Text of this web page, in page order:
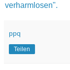
verharmlosen".
ppq
Teilen